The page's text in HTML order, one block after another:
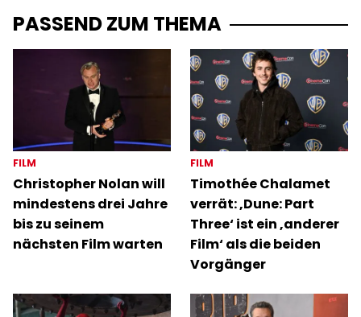
PASSEND ZUM THEMA
FILM
Christopher Nolan will
mindestens drei Jahre
bis zu seinem
nächsten Film warten
FILM
Timothée Chalamet
verrät: ‚Dune: Part
Three‘ ist ein ‚anderer
Film‘ als die beiden
Vorgänger